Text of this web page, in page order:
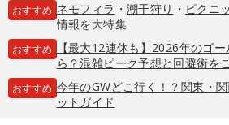
おすすめ ネモフィラ ・ 潮干狩り ・ ピクニ
情報を大特集
おすすめ
【最大12連休も】2026年のゴ
ら？混雑ピーク予想と回避術を
おすすめ 今年のGWどこ行く！？関東・
ットガイド